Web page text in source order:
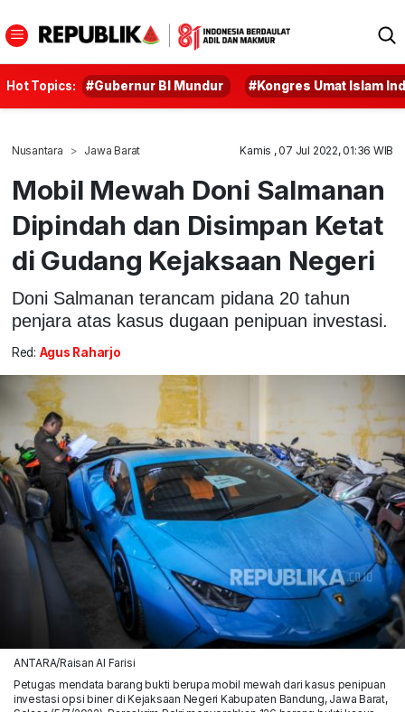
Hot Topics: #Gubernur BI Mundur #Kongres Umat Islam
Nusantara Jawa Barat Kamis , 07 Jul 2022, 01:36 WIB
Mobil Mewah Doni Salmanan
Dipindah dan Disimpan Ketat
di Gudang Kejaksaan Negeri
Doni Salmanan terancam pidana 20 tahun
penjara atas kasus dugaan penipuan investasi.
Red: Agus Raharjo
ANTARA/Raisan Al Farisi
Petugas mendata barang bukti berupa mobil mewah dari kasus penipuan
investasi opsi biner di Kejaksaan Negeri Kabupaten Bandung, Jawa Barat,